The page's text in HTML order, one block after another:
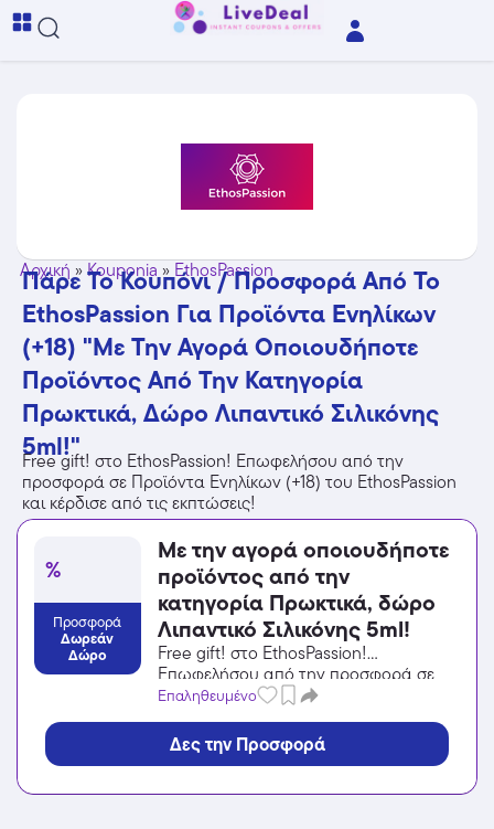
Αρχική »Kouponia » EthosPassion
Πάρε Το Κουπόνι / Προσφορά Από Το
EthosPassion Για Προϊόντα Ενηλίκων
(+18) "Με Την Αγορά Οποιουδήποτε
Προϊόντος Από Την Κατηγορία
Πρωκτικά, Δώρο Λιπαντικό Σιλικόνης
5ml!"
Free gift! στο EthosPassion! Επωφελήσου από την
προσφορά σε Προϊόντα Ενηλίκων (+18) του EthosPassion
και κέρδισε από τις εκπτώσεις!
%
Προσφορά
Δωρεάν
Δώρο
Με την αγορά οποιουδήποτε
προϊόντος από την
κατηγορία Πρωκτικά, δώρο
Λιπαντικό Σιλικόνης 5ml!
Free gift! στο EthosPassion!
Επωφελήσου από την προσφορά σε
Προϊόντα Ενηλίκων (+18) του
EthosPassion και κέρδισε από τις
εκπτώσεις!
Επαληθευμένο
Δες την Προσφορά